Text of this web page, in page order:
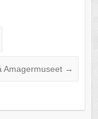
Amagermuseet →